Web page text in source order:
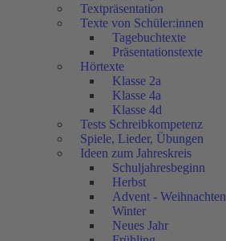
Textpräsentation
Texte von Schüler:innen
Tagebuchtexte
Präsentationstexte
Hörtexte
Klasse 2a
Klasse 4a
Klasse 4d
Tests Schreibkompetenz
Spiele, Lieder, Übungen
Ideen zum Jahreskreis
Schuljahresbeginn
Herbst
Advent - Weihnachten
Winter
Neues Jahr